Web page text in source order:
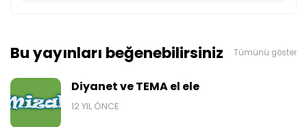
Bu yayınları beğenebilirsiniz Tümünü göster
Diyanet ve TEMA el ele
12 YIL ÖNCE